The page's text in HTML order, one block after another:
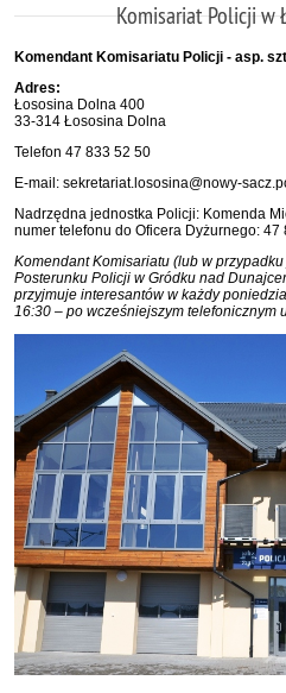
Komisariat Policji w
Komendant Komisariatu Policji - asp.
Adres:
Łososina Dolna 400
33-314 Łososina Dolna
Telefon 47 833 52 50
E-mail: sekretariat.lososina@nowy-
Nadrzędna jednostka Policji: Komenda
numer telefonu do Oficera Dyżurnego: 47
Komendant Komisariatu (lub w
Posterunku Policji w Gródku nad
przyjmuje interesantów w każdy
16:30 – po wcześniejszym telefonicznym